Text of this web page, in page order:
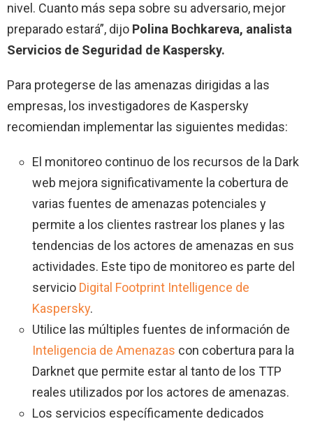
nivel. Cuanto más sepa sobre su adversario, mejor
preparado estará”, dijo Polina Bochkareva, analista
Servicios de Seguridad de Kaspersky.
Para protegerse de las amenazas dirigidas a las
empresas, los investigadores de Kaspersky
recomiendan implementar las siguientes medidas:
El monitoreo continuo de los recursos de la Dark
web mejora significativamente la cobertura de
varias fuentes de amenazas potenciales y
permite a los clientes rastrear los planes y las
tendencias de los actores de amenazas en sus
actividades. Este tipo de monitoreo es parte del
servicio Digital Footprint Intelligence de
Kaspersky.
Utilice las múltiples fuentes de información de
Inteligencia de Amenazas con cobertura para la
Darknet que permite estar al tanto de los TTP
reales utilizados por los actores de amenazas.
Los servicios específicamente dedicados